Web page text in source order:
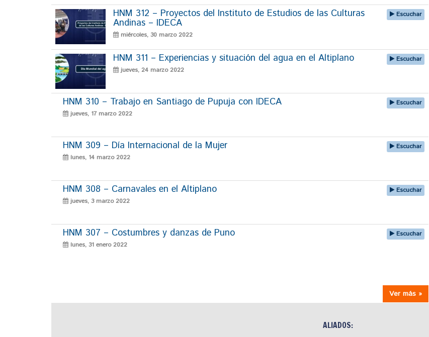
HNM 312 – Proyectos del Instituto de Estudios de las Culturas
Andinas – IDECA
miércoles, 30 marzo 2022
Escuchar
HNM 311 – Experiencias y situación del agua en el Altiplano
jueves, 24 marzo 2022
Escuchar
HNM 310 – Trabajo en Santiago de Pupuja con IDECA
jueves, 17 marzo 2022
Escuchar
HNM 309 – Día Internacional de la Mujer
lunes, 14 marzo 2022
Escuchar
HNM 308 – Carnavales en el Altiplano
jueves, 3 marzo 2022
Escuchar
HNM 307 – Costumbres y danzas de Puno
lunes, 31 enero 2022
Escuchar
Ver más »
ALIADOS: